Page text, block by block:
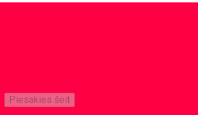
Piesakies šeit